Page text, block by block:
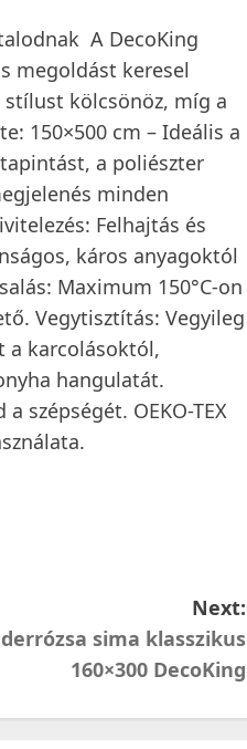
A DecoKing
megoldást keresel
kölcsönöz, míg a
150×500 cm – Ideális a
a poliészter
minden
Felhajtás és
káros anyagoktól
Maximum 150°C-on
Vegytisztítás: Vegyileg
a karcolásoktól,
hangulatát.
szépségét. OEKO-TEX
Next:
sima klasszikus
160×300 DecoKing